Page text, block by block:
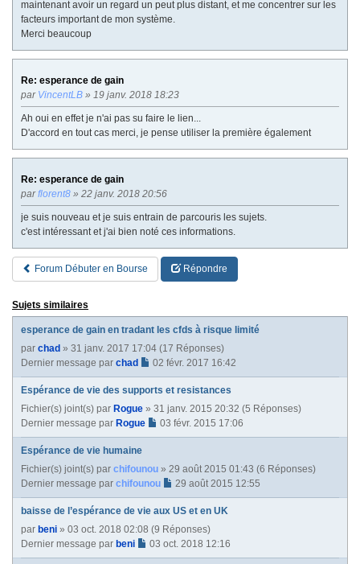
maintenant avoir un regard un peut plus distant, et me concentrer sur les
facteurs important de mon système.
Merci beaucoup
Re: esperance de gain
par VincentLB » 19 janv. 2018 18:23
Ah oui en effet je n'ai pas su faire le lien...
D'accord en tout cas merci, je pense utiliser la première également
Re: esperance de gain
parflorent8 » 22 janv. 2018 20:56
je suis nouveau et je suis entrain de parcouris les sujets.
c'est intéressant et j'ai bien noté ces informations.
Forum Débuter en Bourse Répondre
Sujets similaires
esperance de gain en tradant les cfds à risque limité
par chad » 31 janv. 2017 17:04 (17 Réponses)
Dernier message par chad 02 févr. 2017 16:42
Espérance de vie des supports et resistances
Fichier(s) joint(s) par Rogue » 31 janv. 2015 20:32 (5 Réponses)
Dernier message par Rogue 03 févr. 2015 17:06
Espérance de vie humaine
Fichier(s) joint(s) par chifounou » 29 août 2015 01:43 (6 Réponses)
Dernier message par chifounou 29 août 2015 12:55
baisse de l’espérance de vie aux US et en UK
par beni » 03 oct. 2018 02:08 (9 Réponses)
Dernier message par beni 03 oct. 2018 12:16